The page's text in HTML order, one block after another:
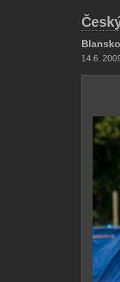
Blansko
14.6.